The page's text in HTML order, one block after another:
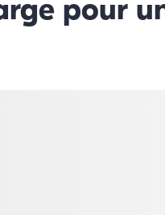
pour